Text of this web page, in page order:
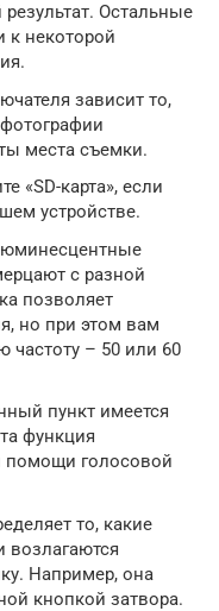
Остальные
к некоторой
зависит то,
места съемки.
«SD-карта», если
устройстве.
с разной
позволяет
но при этом вам
частоту – 50 или 60
пункт имеется
функция
помощи голосовой
то, какие
возлагаются
Например, она
кнопкой затвора.